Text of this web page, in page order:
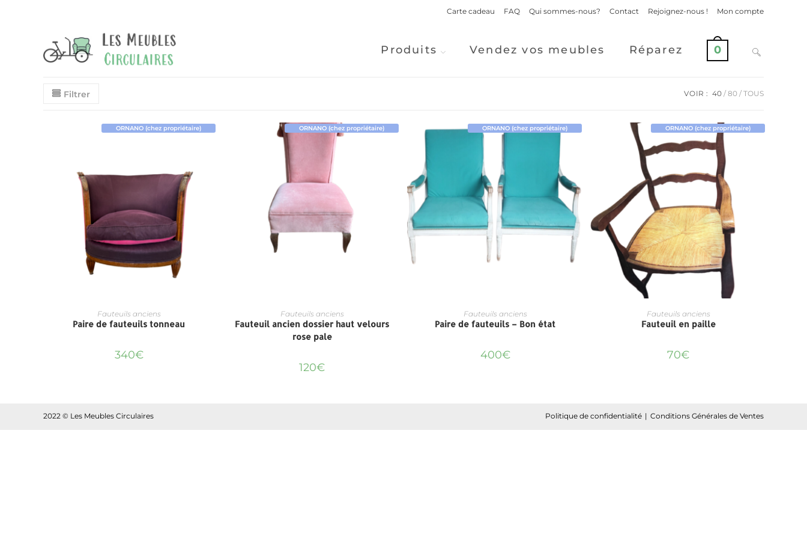
Carte cadeau FAQ Qui sommes-nous? Contact Rejoignez-nous ! Mon compte
Produits Vendez vos meubles Réparez 0
Filtrer VOIR : 40 80 TOUS
ORNANO (chez propriétaire)
Fauteuils anciens
Paire de fauteuils tonneau
340€
ORNANO (chez propriétaire)
Fauteuils anciens
Fauteuil ancien dossier haut velours
rose pale
120€
ORNANO (chez propriétaire)
Fauteuils anciens
Paire de fauteuils – Bon état
400€
ORNANO (chez propriétaire)
Fauteuils anciens
Fauteuil en paille
70€
Politique de confidentialité Conditions Générales de Ventes
2022 © Les Meubles Circulaires